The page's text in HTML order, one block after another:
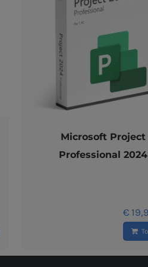
Microsoft Project
Professional 2024
€